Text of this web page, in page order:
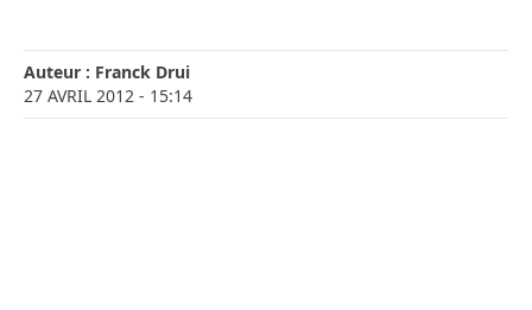
Auteur : Franck Drui
27 AVRIL 2012 - 15:14